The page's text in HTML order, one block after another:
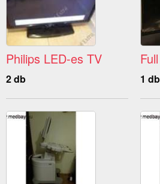
Philips LED-es TV
2 db 1 db